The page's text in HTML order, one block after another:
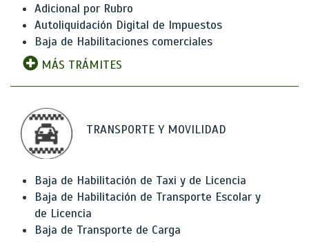
Adicional por Rubro
Autoliquidación Digital de Impuestos
Baja de Habilitaciones comerciales
MÁS TRÁMITES
TRANSPORTE Y MOVILIDAD
Baja de Habilitación de Taxi y de Licencia
Baja de Habilitación de Transporte Escolar y
de Licencia
Baja de Transporte de Carga